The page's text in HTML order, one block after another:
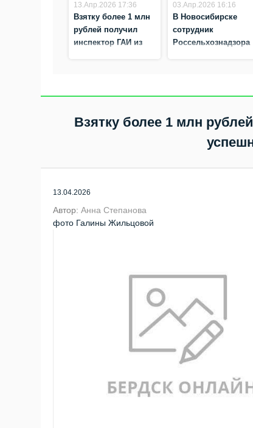
13.Апр.2026 17:36
Взятку более 1 млн
рублей получил
инспектор ГАИ из
03.Апр.2026 16:16
В Новосибирске
сотрудник
Россельхознадзора
Взятку более 1 млн
13.04.2026
Автор:Анна Степанова
фото Галины Жильцовой